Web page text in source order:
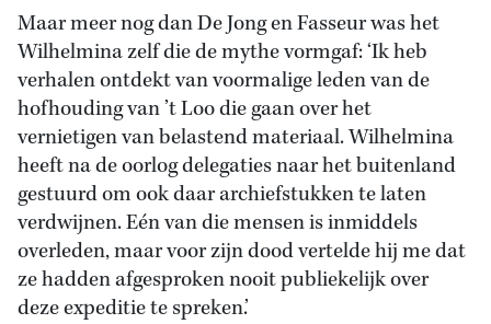
Maar meer nog dan De Jong en Fasseur was het
Wilhelmina zelf die de mythe vormgaf: ‘Ik heb
verhalen ontdekt van voormalige leden van de
hofhouding van ’t Loo die gaan over het
vernietigen van belastend materiaal. Wilhelmina
heeft na de oorlog delegaties naar het buitenland
gestuurd om ook daar archiefstukken te laten
verdwijnen. Eén van die mensen is inmiddels
overleden, maar voor zijn dood vertelde hij me dat
ze hadden afgesproken nooit publiekelijk over
deze expeditie te spreken.’